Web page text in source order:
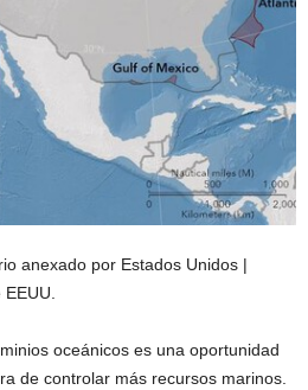
anexado por Estados Unidos |
oceánicos es una oportunidad
de controlar más recursos marinos.